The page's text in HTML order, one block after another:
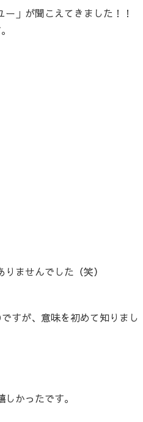
」が聞こえてきました！！
ませんでした（笑）
すが、意味を初めて知りまし
かったです。